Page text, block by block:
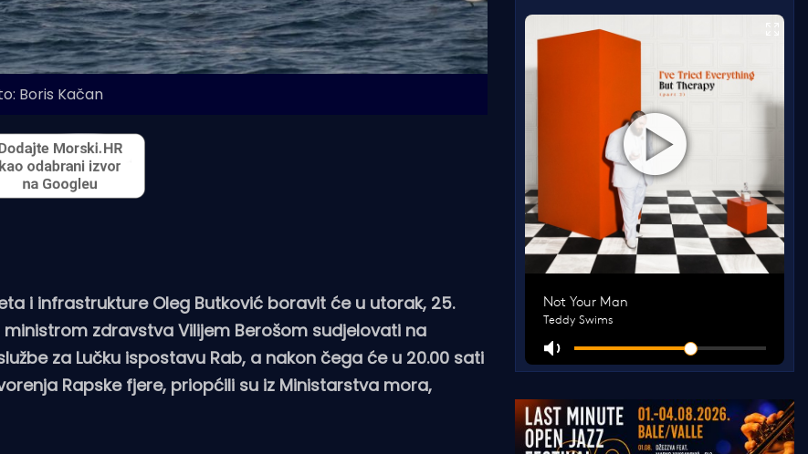
Boris Kačan
i infrastrukture Oleg Butković boravit će u utorak, 25.
ministrom zdravstva Vilijem Berošom sudjelovati na
za Lučku ispostavu Rab, a nakon čega će u 20.00 sati
Rapske fjere, priopćili su iz Ministarstva mora,